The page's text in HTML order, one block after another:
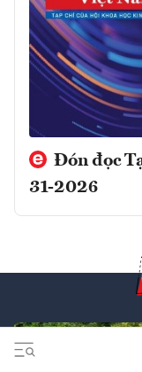
Đón đọc
31-2026